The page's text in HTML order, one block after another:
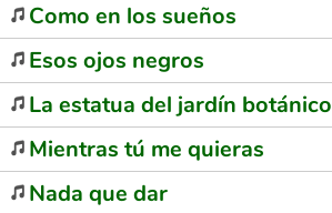
Como en los sueños
Esos ojos negros
La estatua del jardín botánico
Mientras tú me quieras
Nada que dar